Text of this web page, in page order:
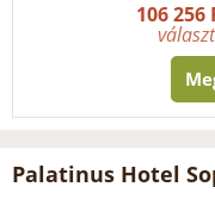
106
Palatinus Hotel